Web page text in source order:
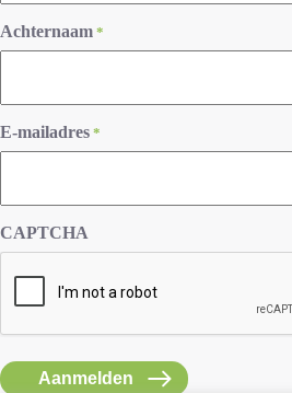
Achternaam *
E-mailadres *
CAPTCHA